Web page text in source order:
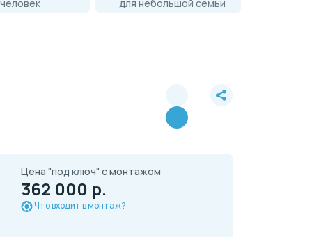
для небольшой семьи
Цена "под ключ" с монтажом
362 000 р.
Что входит в монтаж?